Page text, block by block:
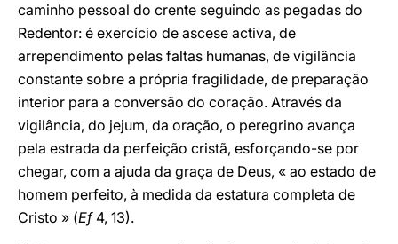
caminho pessoal do crente seguindo as pegadas do
Redentor: é exercício de ascese activa, de
arrependimento pelas faltas humanas, de vigilância
constante sobre a própria fragilidade, de preparação
interior para a conversão do coração. Através da
vigilância, do jejum, da oração, o peregrino avança
pela estrada da perfeição cristã, esforçando-se por
chegar, com a ajuda da graça de Deus, « ao estado de
homem perfeito, à medida da estatura completa de
Cristo » (Ef4, 13).